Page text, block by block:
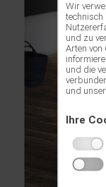
Wir
technisch
und zu
Arten von
und die
und
Ihre